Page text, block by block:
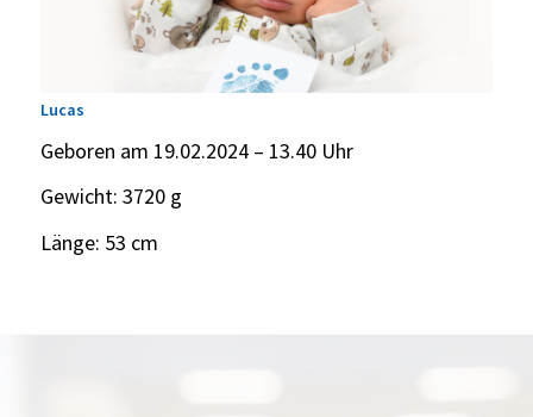
Lucas
Geboren am 19.02.2024 – 13.40 Uhr
Gewicht: 3720 g
Länge: 53 cm